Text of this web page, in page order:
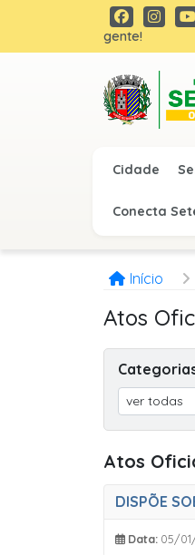
gente!
Cidade
Conecta
Início
Atos
Atos
Data: 05/01/